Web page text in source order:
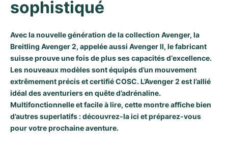
Milgauss
Oyster Perpetual
Yacht-Master
Yacht-Master II
Sea-Dweller
Sky-Dweller
Montres pour femmes
Ronde
Rotonde
Crash
Pasha
Tortue
Baignoire
Professional
Bentley
Transocean
Cockpit
Chronospace
Super Avenger
Formula 1
Grand Carrera
Montres d'occasion
Montres pour femmes
Portofino
Portugieser
Da Vinci
Aquatimer
Spitfire
GST
Spirit of Big Bang
King Power
Montres d'occasion
sophistiqué
Avec la nouvelle génération de lacollection Avenger, la
Breitling Avenger 2, appelée aussi Avenger II, le fabricant
suisse prouve une fois de plus ses capacités d‘excellence.
Les nouveaux modèles sont équipés d’un mouvement
extrêmement précis et certifié COSC. L’Avenger 2 est l’allié
idéal des aventuriers en quête d’adrénaline.
Multifonctionnelle et facile à lire, cette montre affiche bien
d’autres superlatifs : découvrez-la ici et préparez-vous
pour votre prochaine aventure.